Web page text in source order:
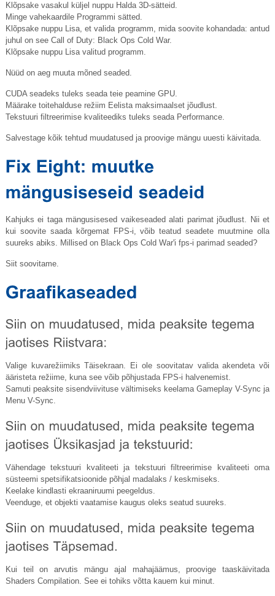
Klõpsake vasakul küljel nuppu Halda 3D-sätteid.
Minge vahekaardile Programmi sätted.
Klõpsake nuppu Lisa, et valida programm, mida soovite kohandada: antud
juhul on see Call of Duty: Black Ops Cold War.
Klõpsake nuppu Lisa valitud programm.
Nüüd on aeg muuta mõned seaded.
CUDA seadeks tuleks seada teie peamine GPU.
Määrake toitehalduse režiim Eelista maksimaalset jõudlust.
Tekstuuri filtreerimise kvaliteediks tuleks seada Performance.
Salvestage kõik tehtud muudatused ja proovige mängu uuesti käivitada.
Kahjuks ei taga mängusisesed vaikeseaded alati parimat jõudlust. Nii et
kui soovite saada kõrgemat FPS-i, võib teatud seadete muutmine olla
suureks abiks. Millised on Black Ops Cold War'i fps-i parimad seaded?
Siit soovitame.
Valige kuvarežiimiks Täisekraan. Ei ole soovitatav valida akendeta või
ääristeta režiime, kuna see võib põhjustada FPS-i halvenemist.
Samuti peaksite sisendviivituse vältimiseks keelama Gameplay V-Sync ja
Menu V-Sync.
Vähendage tekstuuri kvaliteeti ja tekstuuri filtreerimise kvaliteeti oma
süsteemi spetsifikatsioonide põhjal madalaks / keskmiseks.
Keelake kindlasti ekraaniruumi peegeldus.
Veenduge, et objekti vaatamise kaugus oleks seatud suureks.
Kui teil on arvutis mängu ajal mahajäämus, proovige taaskäivitada
Shaders Compilation. See ei tohiks võtta kauem kui minut.